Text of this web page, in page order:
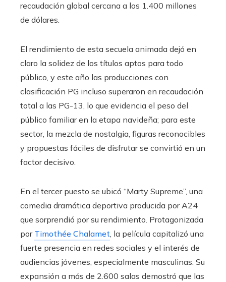
recaudación global cercana a los 1.400 millones
de dólares.
El rendimiento de esta secuela animada dejó en
claro la solidez de los títulos aptos para todo
público, y este año las producciones con
clasificación PG incluso superaron en recaudación
total a las PG-13, lo que evidencia el peso del
público familiar en la etapa navideña; para este
sector, la mezcla de nostalgia, figuras reconocibles
y propuestas fáciles de disfrutar se convirtió en un
factor decisivo.
En el tercer puesto se ubicó “Marty Supreme”, una
comedia dramática deportiva producida por A24
que sorprendió por su rendimiento. Protagonizada
por Timothée Chalamet, la película capitalizó una
fuerte presencia en redes sociales y el interés de
audiencias jóvenes, especialmente masculinas. Su
expansión a más de 2.600 salas demostró que las